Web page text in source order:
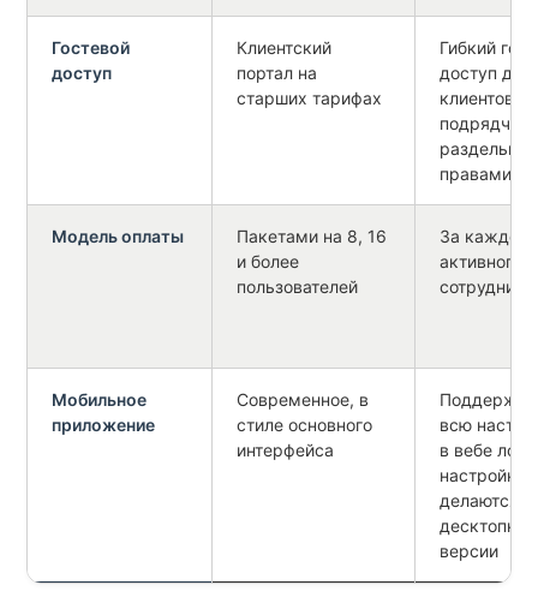
Гостевой
доступ
Клиентский
портал на
старших тарифах
Гибкий
доступ для
клиентов и
правами
Модель оплаты
Пакетами на 8, 16
и более
пользователей
За каждого
активного
сотрудника
Мобильное
приложение
Современное, в
стиле основного
интерфейса
всю
в вебе
настройки
делаются в
десктопной
версии